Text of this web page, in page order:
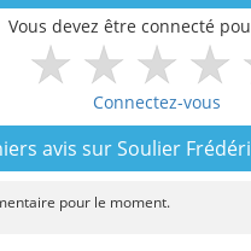
Vous devez être connecté
Connectez-vous
avis sur Soulier
pour le moment.